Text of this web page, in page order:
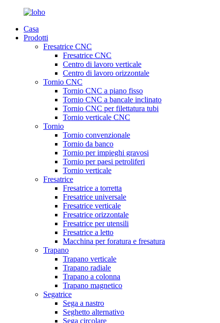
Casa
Prodotti
Fresatrice CNC
Fresatrice CNC
Centro di lavoro verticale
Centro di lavoro orizzontale
Tornio CNC
Tornio CNC a piano fisso
Tornio CNC a bancale inclinato
Tornio CNC per filettatura tubi
Tornio verticale CNC
Tornio
Tornio convenzionale
Tornio da banco
Tornio per impieghi gravosi
Tornio per paesi petroliferi
Tornio verticale
Fresatrice
Fresatrice a torretta
Fresatrice universale
Fresatrice verticale
Fresatrice orizzontale
Fresatrice per utensili
Fresatrice a letto
Macchina per foratura e fresatura
Trapano
Trapano verticale
Trapano radiale
Trapano a colonna
Trapano magnetico
Segatrice
Sega a nastro
Seghetto alternativo
Sega circolare